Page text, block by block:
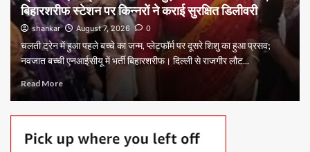
बिहारशरीफ स्टेशन पर किन्नरों ने कराई सुरक्षित डिलीवरी
shankar August 7, 2026 0
चलती ट्रेन में हुआ पहले बच्चे का जन्म, प्लेटफॉर्म पर दूसरे शिशु का हुआ प्रसव;
नवजात बच्ची एनआईसीयू में भर्ती बिहारशरीफ। दिल्ली से राजगीर लौट...
Read More